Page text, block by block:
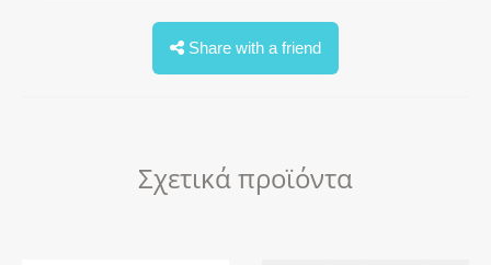
Share with a friend
Σχετικά προϊόντα